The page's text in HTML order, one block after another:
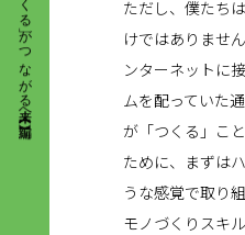
ただし、僕たち
けではありませ
ンターネットに
ムを配っていた
が「つくる」こ
ために、まずは
うな感覚で取り
モノづくりスキ